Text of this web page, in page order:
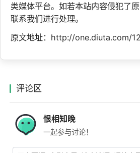
类媒体平台。如若本站内容侵犯了
联系我们进行处理。
原文地址：http://one.diuta.com/
评论区
恨相知晚
一起参与讨论！